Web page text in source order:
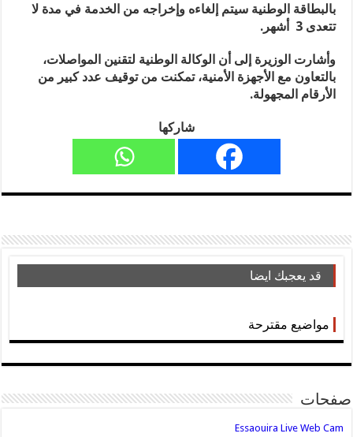
بالبطاقة الوطنية سيتم إلغاءه وإخراجه من الخدمة في مدة لا
تتعدى 3 أشهر.
وأشارت الوزيرة إلى أن الوكالة الوطنية لتقنين المواصلات،
بالتعاون مع الأجهزة الأمنية، تمكنت من توقيف عدد كبير من
الأرقام المجهولة.
شاركها
قد يعجبك ايضا
مواضيع مقترحة
صفحات
Essaouira Live Web Cam